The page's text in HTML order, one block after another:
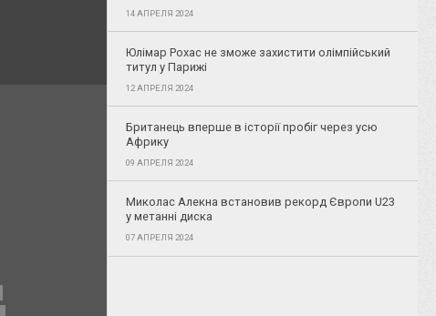
14 АПРЕЛЯ 2024
Юлімар Рохас не зможе захистити олімпійський
титул у Парижі
12 АПРЕЛЯ 2024
Британець вперше в історії пробіг через усю
Африку
09 АПРЕЛЯ 2024
Миколас Алекна встановив рекорд Європи U23
у метанні диска
07 АПРЕЛЯ 2024